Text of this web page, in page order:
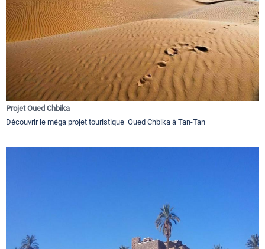
Projet Oued Chbika
Découvrir le méga projet touristique Oued Chbika à Tan-Tan